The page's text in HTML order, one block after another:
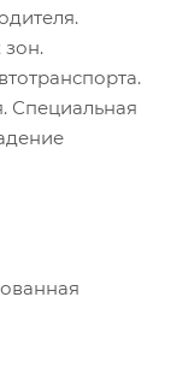
Специальная